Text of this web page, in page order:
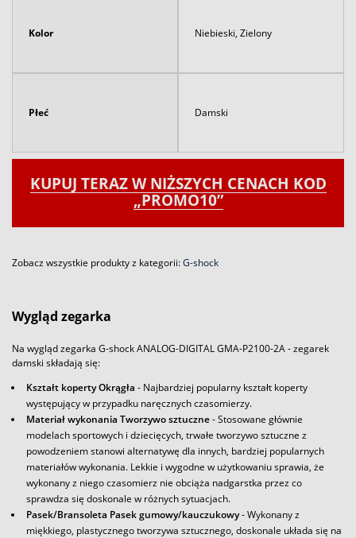
Kolor Niebieski, Zielony
Płeć Damski
KUPUJ TERAZ W NIŻSZYCH CENACH KOD
„PROMO10”
Zobacz wszystkie produkty z kategorii:G-shock
Wygląd zegarka
Na wygląd zegarka G-shock ANALOG-DIGITAL GMA-P2100-2A - zegarek
damski składają się:
Kształt koperty Okrągła - Najbardziej popularny kształt koperty
występujący w przypadku naręcznych czasomierzy.
Materiał wykonania Tworzywo sztuczne- Stosowane głównie
modelach sportowych i dziecięcych, trwałe tworzywo sztuczne z
powodzeniem stanowi alternatywę dla innych, bardziej popularnych
materiałów wykonania. Lekkie i wygodne w użytkowaniu sprawia, że
wykonany z niego czasomierz nie obciąża nadgarstka przez co
sprawdza się doskonale w różnych sytuacjach.
Pasek/Bransoleta Pasek gumowy/kauczukowy- Wykonany z
miękkiego, plastycznego tworzywa sztucznego, doskonale układa się na